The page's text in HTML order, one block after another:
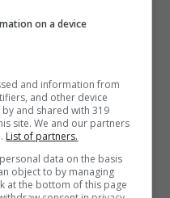
on a device
and information from
and other device
and shared with 319
site. We and our partners
List of partners.
data on the basis
object to by managing
at the bottom of this page